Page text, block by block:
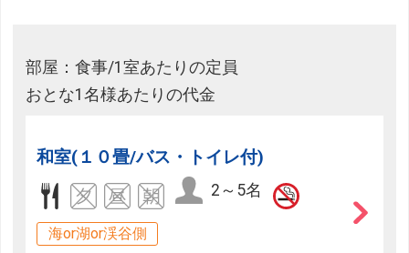
部屋：食事/1室あたりの定員
おとな1名様あたりの代金
和室(１０畳/バス・トイレ付)
2～5名
海or湖or渓谷側